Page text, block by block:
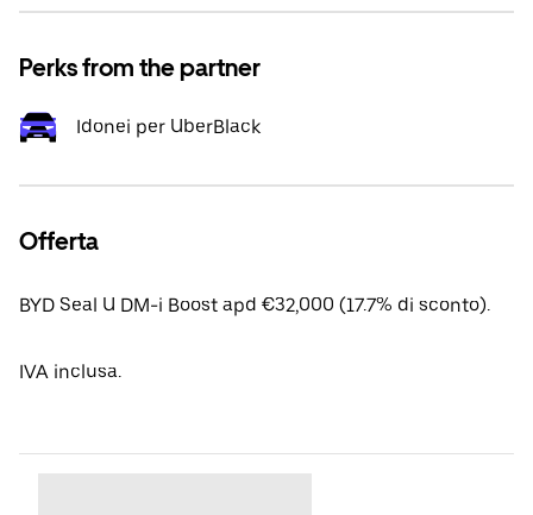
Perks from the partner
Idonei per UberBlack
Offerta
BYD Seal U DM-i Boost apd €32,000 (17.7% di sconto).
IVA inclusa.